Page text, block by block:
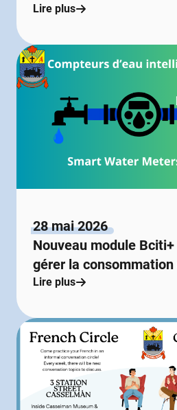
Lire plus
28 mai 2026
Nouveau module
gérer la consommation
Lire plus